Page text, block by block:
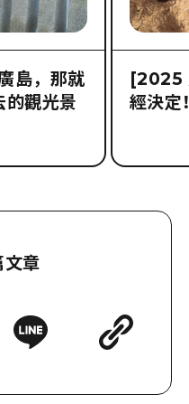
島，那就
的觀光景
[2025
經決定
文章